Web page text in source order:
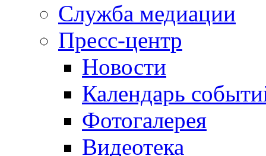
Служба медиации
Пресс-центр
Новости
Календарь
Фотогалерея
Видеотека